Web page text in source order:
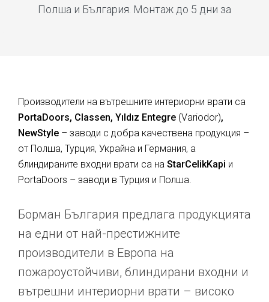
Полша и България. Монтаж до 5 дни за
Производители на вътрешните интериорни врати са
PortaDoors, Classen, Yıldız Entegre (Variodor),
NewStyle – заводи с добра качествена продукция –
от Полша, Турция, Украйна и Германия, а
блиндираните входни врати са на StarCelikKapi и
PortaDoors – заводи в Турция и Полша.
Борман България предлага продукцията
на едни от най-престижните
производители в Европа на
пожароустойчиви, блиндирани входни и
вътрешни интериорни врати – високо